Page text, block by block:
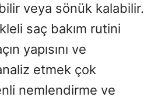
veya sönük kalabilir.
saç bakım rutini
yapısını ve
etmek çok
nemlendirme ve